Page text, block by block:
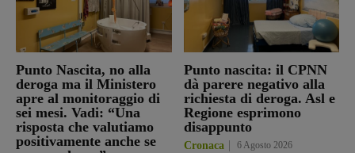
Punto Nascita, no alla
deroga ma il Ministero
apre al monitoraggio di
sei mesi. Vadi: “Una
risposta che valutiamo
positivamente anche se
Punto nascita: il CPNN
dà parere negativo alla
richiesta di deroga. Asl e
Regione esprimono
disappunto
Cronaca 6 Agosto 2026